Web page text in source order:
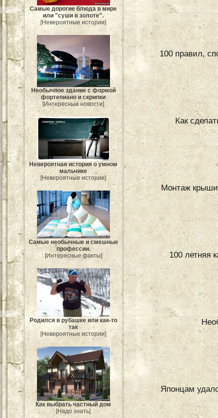
Самые дорогие блюда в мире
или "суши в золоте".
[Невероятные истории]
Необычное здание с формой
фортепиано и скрипки
[Интересные новости]
Невероятная история о умном
мальчике
[Невероятные истории]
Самые необычные и смешные
профессии.
[Интересные факты]
Родился в рубашке или как-то
так
[Невероятные истории]
Как выбрать частный дом
[Надо знать]
100 правил,
Как
Монтаж
100 летняя
Японцам